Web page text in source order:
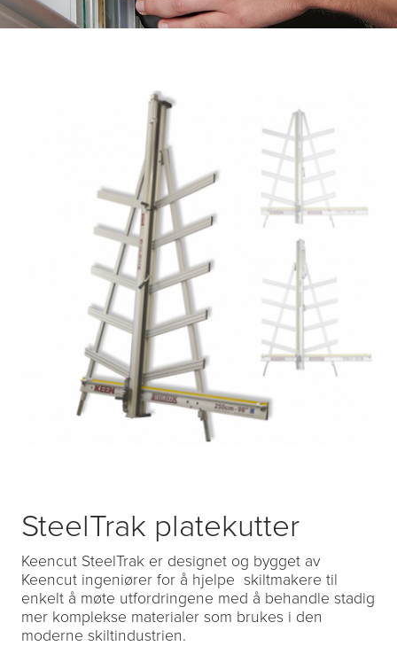
SteelTrak platekutter
Keencut SteelTrak er designet og bygget av
Keencut ingeniører for å hjelpe skiltmakere til
enkelt å møte utfordringene med å behandle stadig
mer komplekse materialer som brukes i den
moderne skiltindustrien.